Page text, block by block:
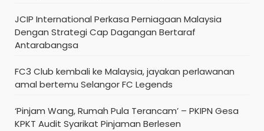
JCIP International Perkasa Perniagaan Malaysia
Dengan Strategi Cap Dagangan Bertaraf
Antarabangsa
FC3 Club kembali ke Malaysia, jayakan perlawanan
amal bertemu Selangor FC Legends
‘Pinjam Wang, Rumah Pula Terancam’ – PKIPN Gesa
KPKT Audit Syarikat Pinjaman Berlesen